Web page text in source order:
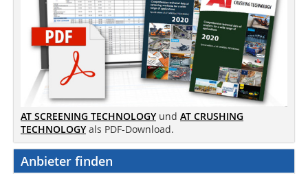
AT SCREENING TECHNOLOGY und AT CRUSHING
TECHNOLOGY als PDF-Download.
Anbieter finden